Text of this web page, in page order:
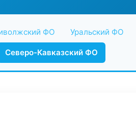
ФО Уральский ФО
Северо-Кавказский ФО